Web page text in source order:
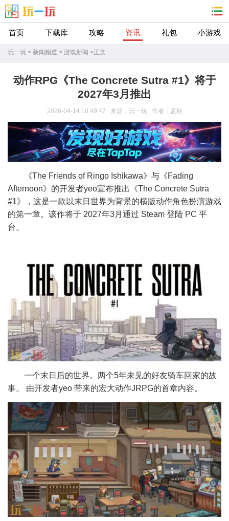
首页 下载库 攻略 资讯 礼包 小游戏
玩一玩 > 新闻频道 > 游戏新闻 >正文
动作RPG《The Concrete Sutra #1》将于
2027年3月推出
2026-04-14 10:49:47 来源：玩一玩 作者：孟秋
《The Friends of Ringo Ishikawa》与《Fading
Afternoon》的开发者yeo宣布推出《The Concrete Sutra
#1》，这是一款以末日世界为背景的横版动作角色扮演游戏
的第一章。该作将于 2027年3月通过 Steam 登陆 PC 平
台。
一个末日后的世界。两个5年未见的好友骑车回家的故
事。 由开发者yeo 带来的宏大动作JRPG的首章内容。